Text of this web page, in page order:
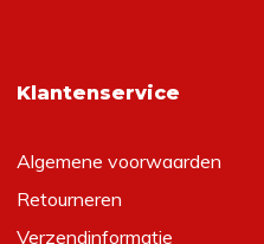
Klantenservice
Algemene voorwaarden
Retourneren
Verzendinformatie